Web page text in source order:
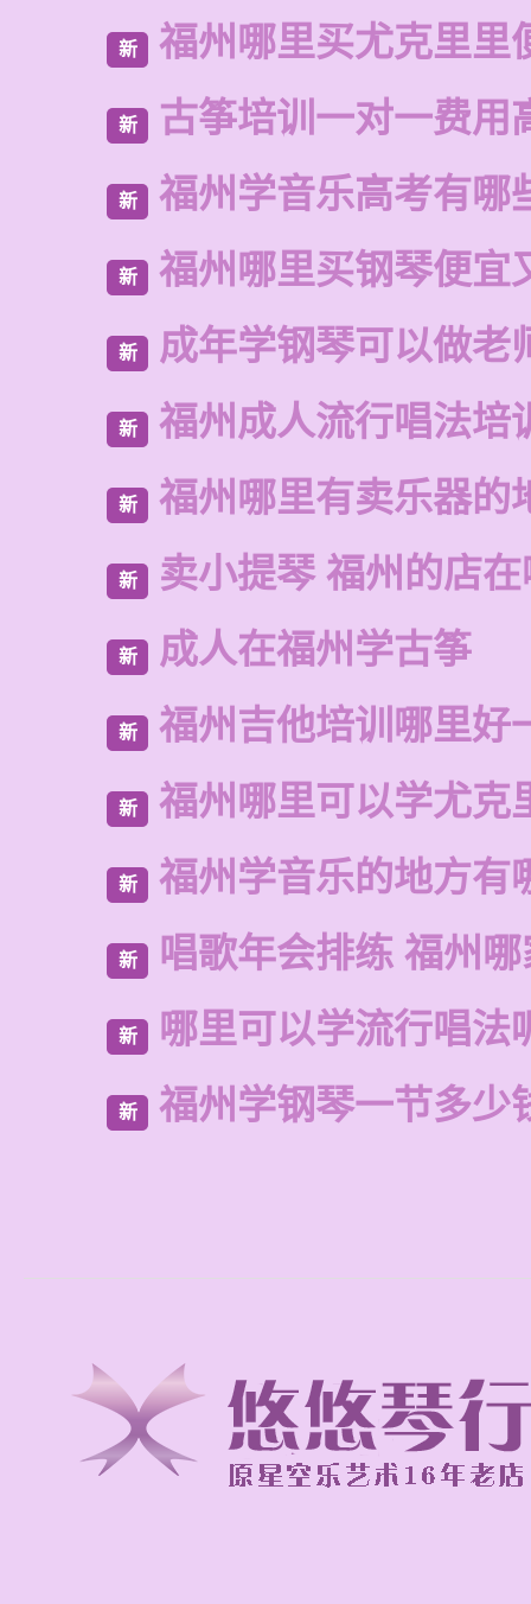
新 福州哪里买尤克里里
新 古筝培训一对一费用
新 福州学音乐高考有哪
新 福州哪里买钢琴便宜
新 成年学钢琴可以做老
新 福州成人流行唱法培
新 福州哪里有卖乐器的
新 卖小提琴 福州的店
新 成人在福州学古筝
新 福州吉他培训哪里好
新 福州哪里可以学尤克
新 福州学音乐的地方有
新 唱歌年会排练 福州
新 哪里可以学流行唱法
新 福州学钢琴一节多少